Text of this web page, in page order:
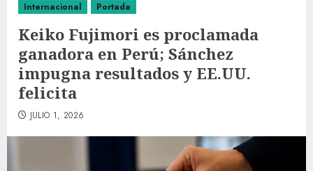
Internacional Portada
Keiko Fujimori es proclamada
ganadora en Perú; Sánchez
impugna resultados y EE.UU.
felicita
JULIO 1, 2026